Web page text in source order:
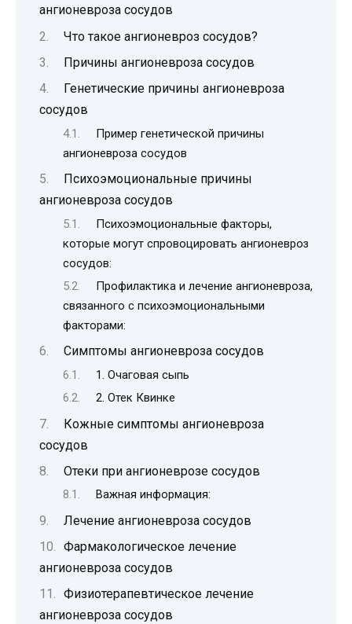
ангионевроза сосудов
Что такое ангионевроз сосудов?
Причины ангионевроза сосудов
Генетические причины ангионевроза
сосудов
Пример генетической причины
ангионевроза сосудов
Психоэмоциональные причины
ангионевроза сосудов
Психоэмоциональные факторы,
которые могут спровоцировать ангионевроз
сосудов:
Профилактика и лечение ангионевроза,
связанного с психоэмоциональными
факторами:
Симптомы ангионевроза сосудов
1. Очаговая сыпь
2. Отек Квинке
Кожные симптомы ангионевроза
сосудов
Отеки при ангионеврозе сосудов
Важная информация:
Лечение ангионевроза сосудов
Фармакологическое лечение
ангионевроза сосудов
Физиотерапевтическое лечение
ангионевроза сосудов